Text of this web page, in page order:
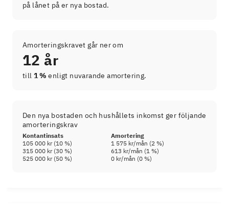
på lånet på er nya bostad.
Amorteringskravet går ner om
12 år
till 1 % enligt nuvarande amortering.
Den nya bostaden och hushållets inkomst ger följande
amorteringskrav
Kontantinsats
Amortering
105 000 kr(10 %) 1 575 kr/mån (2 %)
315 000 kr(30 %) 613 kr/mån (1 %)
525 000 kr(50 %) 0 kr/mån (0 %)